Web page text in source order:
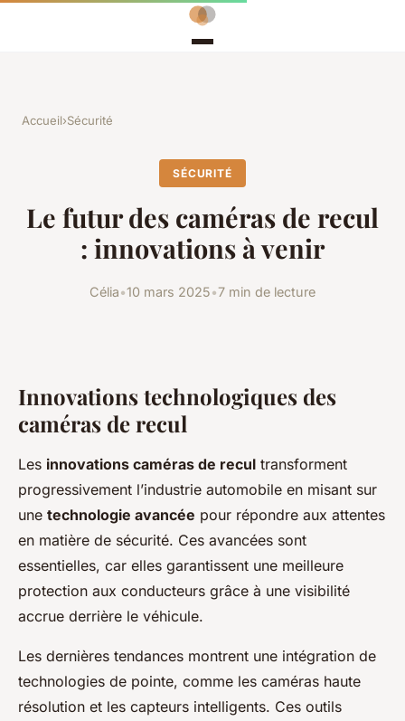
Accueil›Sécurité
SÉCURITÉ
Le futur des caméras de recul
: innovations à venir
Célia•10 mars 2025•7 min de lecture
Innovations technologiques des
caméras de recul
Les innovations caméras de recul transforment
progressivement l’industrie automobile en misant sur
une technologie avancée pour répondre aux attentes
en matière de sécurité. Ces avancées sont
essentielles, car elles garantissent une meilleure
protection aux conducteurs grâce à une visibilité
accrue derrière le véhicule.
Les dernières tendances montrent une intégration de
technologies de pointe, comme les caméras haute
résolution et les capteurs intelligents. Ces outils